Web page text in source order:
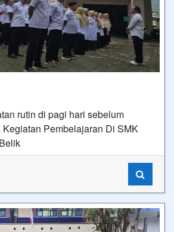
rutin di pagi hari sebelum
Pembelajaran Di SMK